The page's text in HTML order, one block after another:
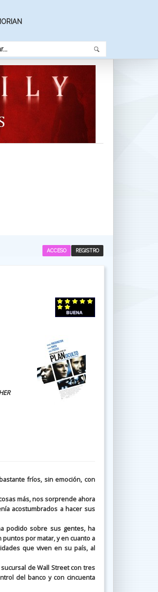
REGISTRO
ACCESO
fríos, sin emoción, con
más, nos sorprende ahora
acostumbrados a hacer sus
podido sobre sus gentes, ha
por matar, y en cuanto a
que viven en su país, al
de Wall Street con tres
del banco y con cincuenta